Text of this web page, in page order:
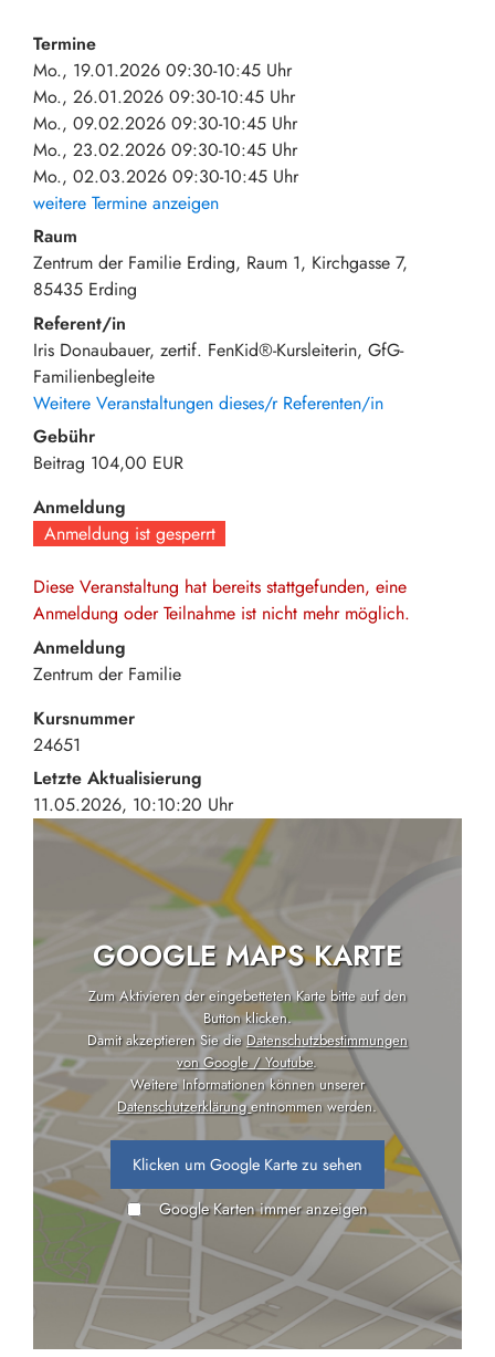
Termine
Mo., 19.01.2026 09:30-10:45 Uhr
Mo., 26.01.2026 09:30-10:45 Uhr
Mo., 09.02.2026 09:30-10:45 Uhr
Mo., 23.02.2026 09:30-10:45 Uhr
Mo., 02.03.2026 09:30-10:45 Uhr
weitere Termine anzeigen
Raum
Zentrum der Familie Erding, Raum 1 Kirchgasse 7
85435 Erding
Referent/in
Iris Donaubauer, zertif. FenKid®-Kursleiterin, GfG-
Familienbegleite
Weitere Veranstaltungen dieses/r Referenten/in
Gebühr
Beitrag 104,00 EUR
Anmeldung
Anmeldung ist gesperrt
Diese Veranstaltung hat bereits stattgefunden, eine
Anmeldung oder Teilnahme ist nicht mehr möglich.
Anmeldung
Zentrum der Familie
Kursnummer
24651
Letzte Aktualisierung
11.05.2026, 10:10:20 Uhr
GOOGLE MAPS KARTE
Zum Aktivieren der eingebetteten Karte bitte auf den
Button klicken.
Damit akzeptieren Sie dieDatenschutzbestimmungen
von Google / Youtube.
Weitere Informationen können unserer
Datenschutzerklärungentnommen werden.
Klicken um Google Karte zu sehen
Google Karten immer anzeigen